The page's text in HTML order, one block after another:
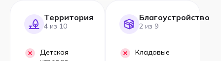
Территория
4 из 10
Детская
Благоустройство
2 из 9
Кладовые